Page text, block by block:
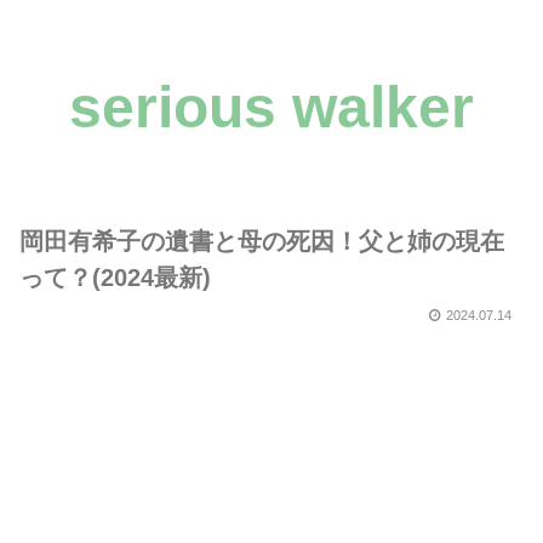
serious walker
岡田有希子の遺書と母の死因！父と姉の現在
って？(2024最新)
2024.07.14